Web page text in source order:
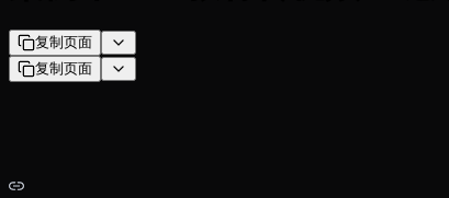
复制页面
复制页面